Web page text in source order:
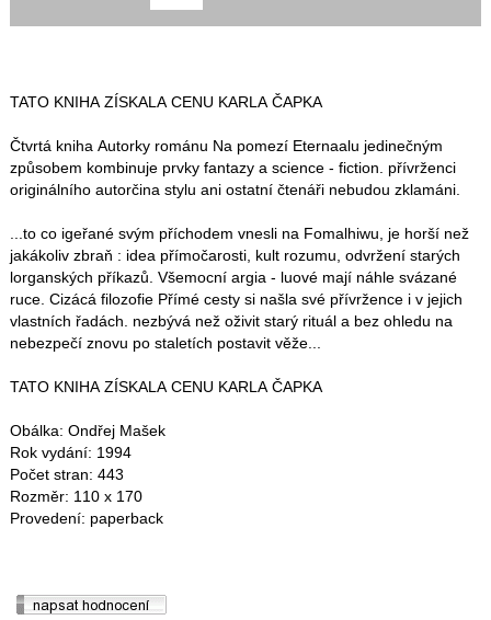
TATO KNIHA ZÍSKALA CENU KARLA ČAPKA
Čtvrtá kniha Autorky románu Na pomezí Eternaalu jedinečným
způsobem kombinuje prvky fantazy a science - fiction. přívrženci
originálního autorčina stylu ani ostatní čtenáři nebudou zklamáni.
...to co igeřané svým příchodem vnesli na Fomalhiwu, je horší než
jakákoliv zbraň : idea přímočarosti, kult rozumu, odvržení starých
lorganských příkazů. Všemocní argia - luové mají náhle svázané
ruce. Cizácá filozofie Přímé cesty si našla své přívržence i v jejich
vlastních řadách. nezbývá než oživit starý rituál a bez ohledu na
nebezpečí znovu po staletích postavit věže...
TATO KNIHA ZÍSKALA CENU KARLA ČAPKA
Obálka: Ondřej Mašek
Rok vydání: 1994
Počet stran: 443
Rozměr: 110 x 170
Provedení: paperback